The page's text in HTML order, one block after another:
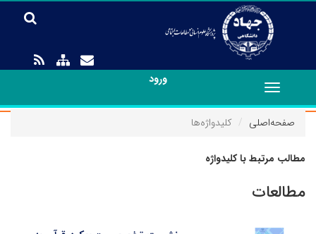
ورود
Toggle
navigation
صفحه‌اصلی
کلیدواژه‌ها
مطالب مرتبط با کلیدواژه
مطالعات